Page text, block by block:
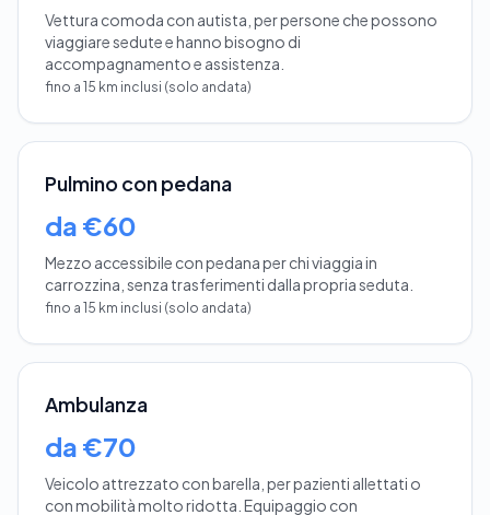
Vettura comoda con autista, per persone che possono
viaggiare sedute e hanno bisogno di
accompagnamento e assistenza.
fino a 15 km inclusi (solo andata)
Pulmino con pedana
da €60
Mezzo accessibile con pedana per chi viaggia in
carrozzina, senza trasferimenti dalla propria seduta.
fino a 15 km inclusi (solo andata)
Ambulanza
da €70
Veicolo attrezzato con barella, per pazienti allettati o
con mobilità molto ridotta. Equipaggio con